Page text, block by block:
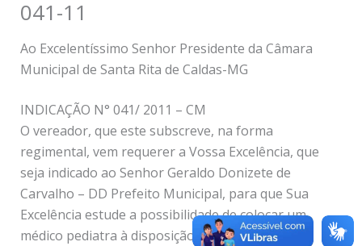
041-11
Ao Excelentíssimo Senhor Presidente da Câmara
Municipal de Santa Rita de Caldas-MG
INDICAÇÃO N° 041/ 2011 – CM
O vereador, que este subscreve, na forma
regimental, vem requerer a Vossa Excelência, que
seja indicado ao Senhor Geraldo Donizete de
Carvalho – DD Prefeito Municipal, para que Sua
Excelência estude a possibilidade de colocar um
médico pediatra à disposição dos moradores do